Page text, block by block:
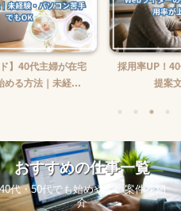
】40代主婦が在宅
める方法｜未経...
採用率UP！
提案
おすすめの仕事一覧
代・50代でも始めやすい案件を紹
介